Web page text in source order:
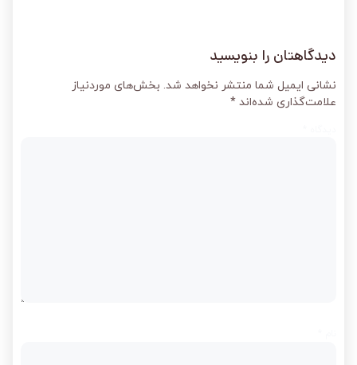
دیدگاهتان را بنویسید
نشانی ایمیل شما منتشر نخواهد شد. بخش‌های موردنیاز
علامت‌گذاری شده‌اند *